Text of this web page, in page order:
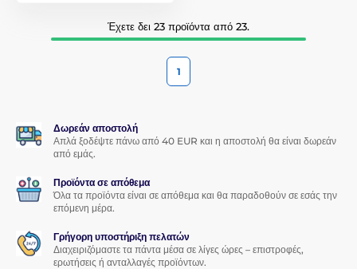
Έχετε δει 23 προϊόντα από 23.
1
Δωρεάν αποστολή
Απλά ξοδέψτε πάνω από 40 EUR και η αποστολή θα είναι δωρεάν
από εμάς.
Προϊόντα σε απόθεμα
Όλα τα προϊόντα είναι σε απόθεμα και θα παραδοθούν σε εσάς την
επόμενη μέρα.
Γρήγορη υποστήριξη πελατών
Διαχειριζόμαστε τα πάντα μέσα σε λίγες ώρες – επιστροφές,
ερωτήσεις ή ανταλλαγές προϊόντων.